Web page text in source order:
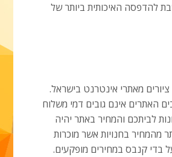
להדפסה האיכותית ביותר של
ציורים מאתרי אינטרנט בישראל.
האתרים אינם גובים דמי משלוח
לביתכם והמחיר באתר יהיה
מהמחיר בחנויות אשר מוכרות
בדי קנבס במחירים מופקעים.